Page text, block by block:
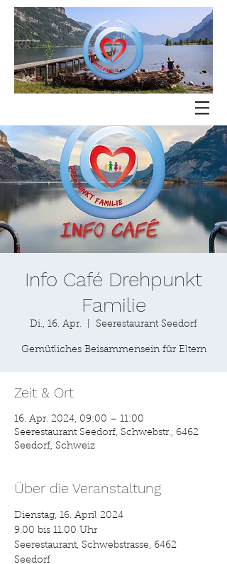
Info Café Drehpunkt
Familie
Di., 16. Apr. Seerestaurant Seedorf
Gemütliches Beisammensein für Eltern
Zeit & Ort
16. Apr. 2024, 09:00 – 11:00
Seerestaurant Seedorf, Schwebstr., 6462
Seedorf, Schweiz
Über die Veranstaltung
Dienstag, 16. April 2024
9.00 bis 11.00 Uhr
Seerestaurant, Schwebstrasse, 6462
Seedorf